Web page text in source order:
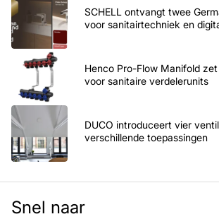
SCHELL ontvangt twee
voor sanitairtechniek en
Henco Pro-Flow Manifold
voor sanitaire verdelerunits
DUCO introduceert vier
verschillende toepassingen
Snel naar